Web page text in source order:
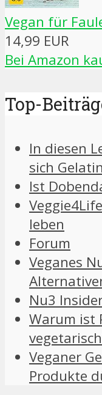
Vegan für
14,99 EUR
Bei Amazon
Top-
In diesen
sich
Ist
leben
Forum
Veganes
Nu3
Warum ist
Veganer
Produkte